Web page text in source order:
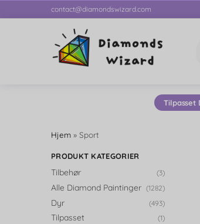
contact@diamondswizard.com
Tilpasset
Hjem » Sport
PRODUKT KATEGORIER
Tilbehør (3)
Alle Diamond Paintinger (1282)
Dyr (493)
Tilpasset (1)